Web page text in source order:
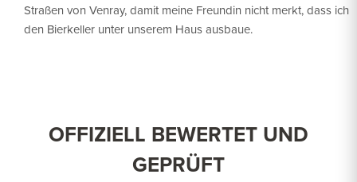
Straßen von Venray, damit meine Freundin nicht merkt, dass ich
den Bierkeller unter unserem Haus ausbaue.
OFFIZIELL BEWERTET UND
GEPRÜFT